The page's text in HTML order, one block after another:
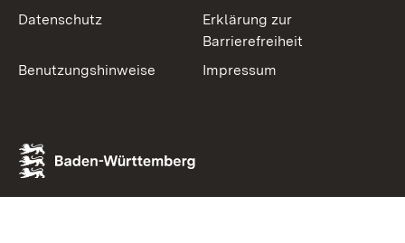
Datenschutz
Erklärung zur
Barrierefreiheit
Benutzungshinweise
Impressum